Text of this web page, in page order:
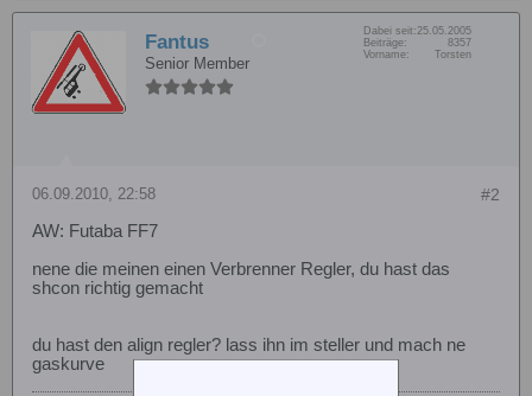
Fantus
Senior Member
Dabei seit: 25.05.2005
Beiträge:
8357
Vorname:
Torsten
#2
06.09.2010, 22:58
AW: Futaba FF7
nene die meinen einen Verbrenner Regler, du hast das
shcon richtig gemacht
du hast den align regler? lass ihn im steller und mach ne
gaskurve